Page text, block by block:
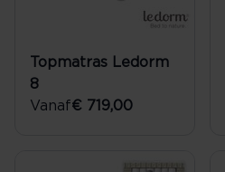
Topmatras Ledorm
8
Vanaf€ 719,00